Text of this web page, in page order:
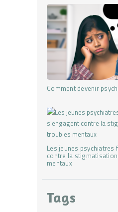
Comment devenir
Les jeunes psychiatres
contre la
mentaux
Tags